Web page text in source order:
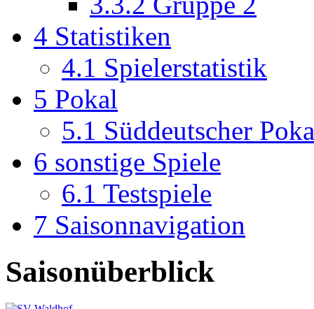
4 Statistiken
4.1 Spielerstatistik
5 Pokal
5.1 Süddeutscher
6 sonstige Spiele
6.1 Testspiele
7 Saisonnavigation
Saisonüberblick